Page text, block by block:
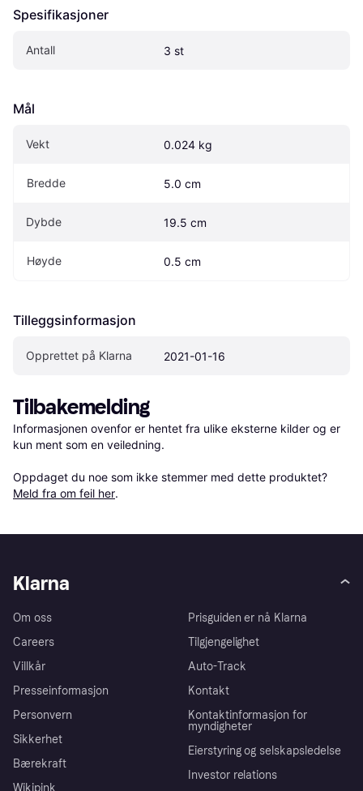
Spesifikasjoner
Antall 3 st
Mål
Vekt 0.024 kg
Bredde 5.0 cm
Dybde 19.5 cm
Høyde 0.5 cm
Tilleggsinformasjon
Opprettet på Klarna 2021-01-16
Tilbakemelding
Informasjonen ovenfor er hentet fra ulike eksterne kilder og er
kun ment som en veiledning.
Oppdaget du noe som ikke stemmer med dette produktet?
Meld fra om feil her.
Klarna
Om oss
Careers
Villkår
Presseinformasjon
Personvern
Sikkerhet
Bærekraft
Prisguiden er nå Klarna
Tilgjengelighet
Auto-Track
Kontakt
Kontaktinformasjon for
myndigheter
Eierstyring og selskapsledelse
Investor relations